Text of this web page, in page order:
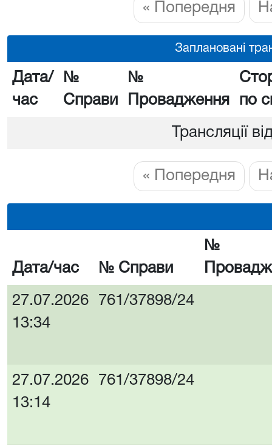
« Попередня
Заплановані
Дата/
час
№
Справи
№
Провадження
по
Трансляції
« Попередня
Дата/час № Справи
№
27.07.2026
13:34
761/37898/24
27.07.2026
13:14
761/37898/24